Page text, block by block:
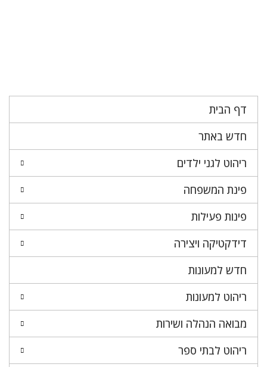
דף הבית
חדש באתר
ריהוט לגני ילדים
פינת המשפחה
פינות פעילות
דידקטיקה ויצירה
חדש למעונות
ריהוט למעונות
מבואה הנהלה ושירות
ריהוט לבתי ספר